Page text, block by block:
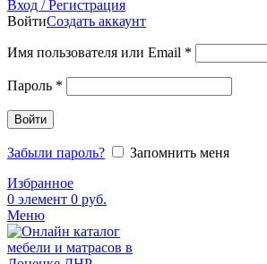
Вход / Регистрация
ВойтиСоздать аккаунт
Имя пользователя или Email *
Пароль *
Войти
Забыли пароль?
Запомнить меня
Избранное
0 элемент 0 руб.
Меню